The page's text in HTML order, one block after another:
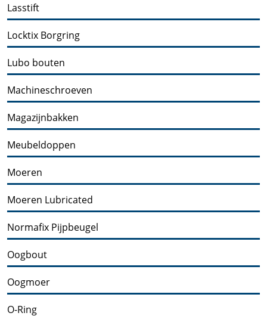
Lasstift
Locktix Borgring
Lubo bouten
Machineschroeven
Magazijnbakken
Meubeldoppen
Moeren
Moeren Lubricated
Normafix Pijpbeugel
Oogbout
Oogmoer
O-Ring